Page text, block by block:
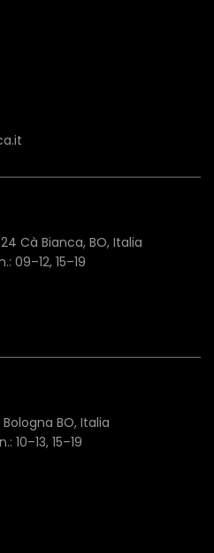
Cà Bianca, BO, Italia
09–12, 15–19
BO, Italia
15–19